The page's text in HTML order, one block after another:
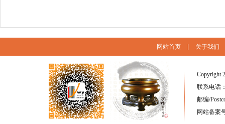
网站首页 关于我们
Copyright
联系电话
邮编/
网站备案